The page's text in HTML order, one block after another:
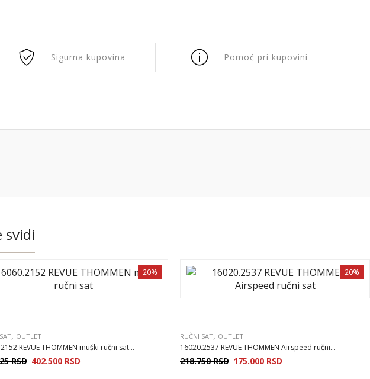
Sigurna kupovina Pomoć pri kupovini
svidi
20%
, OUTLET
REVUE THOMMEN muški ručni sat...
RSD 402.500 RSD
20%
RUČNI SAT, OUTLET
16020.2537 REVUE THOMMEN Airspeed ručni...
218.750RSD 175.000 RSD